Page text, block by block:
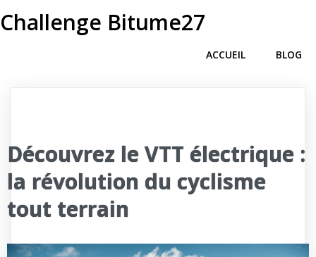
Challenge Bitume27
ACCUEIL BLOG
Découvrez le VTT électrique :
la révolution du cyclisme
tout terrain